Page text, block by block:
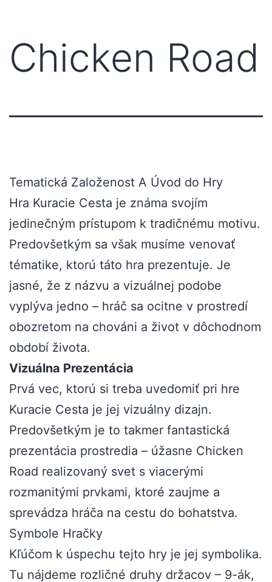
Chicken Road
Tematická Založenost A Úvod do Hry
Hra Kuracie Cesta je známa svojím
jedinečným prístupom k tradičnému motivu.
Predovšetkým sa však musíme venovať
tématike, ktorú táto hra prezentuje. Je
jasné, že z názvu a vizuálnej podobe
vyplýva jedno – hráč sa ocitne v prostredí
obozretom na chováni a život v dôchodnom
období života.
Vizuálna Prezentácia
Prvá vec, ktorú si treba uvedomiť pri hre
Kuracie Cesta je jej vizuálny dizajn.
Predovšetkým je to takmer fantastická
prezentácia prostredia – úžasne Chicken
Road realizovaný svet s viacerými
rozmanitými prvkami, ktoré zaujme a
sprevádza hráča na cestu do bohatstva.
Symbole Hračky
Kľúčom k úspechu tejto hry je jej symbolika.
Tu nájdeme rozličné druhy držacov – 9-ák,